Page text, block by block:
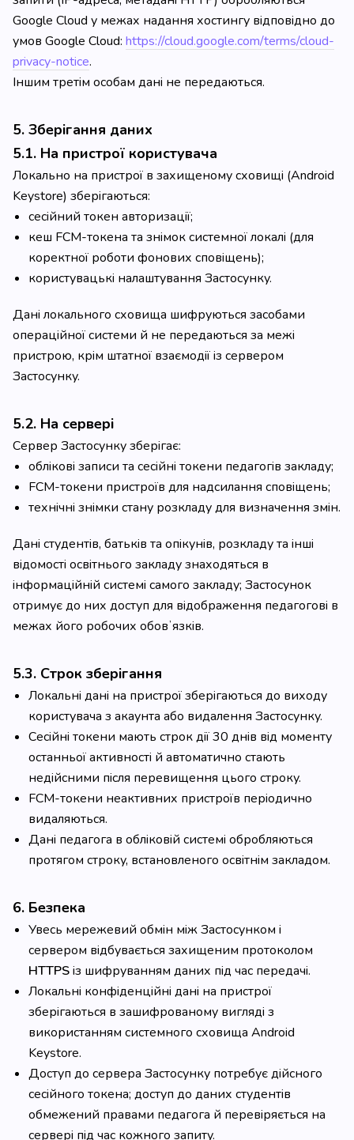
Google Cloud у межах надання хостингу відповідно до
умов Google Cloud: https://cloud.google.com/terms/cloud-
privacy-notice.
Іншим третім особам дані не передаються.
5. Зберігання даних
5.1. На пристрої користувача
Локально на пристрої в захищеному сховищі (Android
Keystore) зберігаються:
сесійний токен авторизації;
кеш FCM-токена та знімок системної локалі (для
коректної роботи фонових сповіщень);
користувацькі налаштування Застосунку.
Дані локального сховища шифруються засобами
операційної системи й не передаються за межі
пристрою, крім штатної взаємодії із сервером
Застосунку.
5.2. На сервері
Сервер Застосунку зберігає:
облікові записи та сесійні токени педагогів закладу;
FCM-токени пристроїв для надсилання сповіщень;
технічні знімки стану розкладу для визначення змін.
Дані студентів, батьків та опікунів, розкладу та інші
відомості освітнього закладу знаходяться в
інформаційній системі самого закладу; Застосунок
отримує до них доступ для відображення педагогові в
межах його робочих обовʼязків.
5.3. Строк зберігання
Локальні дані на пристрої зберігаються до виходу
користувача з акаунта або видалення Застосунку.
Сесійні токени мають строк дії 30 днів від моменту
останньої активності й автоматично стають
недійсними після перевищення цього строку.
FCM-токени неактивних пристроїв періодично
видаляються.
Дані педагога в обліковій системі обробляються
протягом строку, встановленого освітнім закладом.
6. Безпека
Увесь мережевий обмін між Застосунком і
сервером відбувається захищеним протоколом
HTTPSіз шифруванням даних під час передачі.
Локальні конфіденційні дані на пристрої
зберігаються в зашифрованому вигляді з
використанням системного сховища Android
Keystore.
Доступ до сервера Застосунку потребує дійсного
сесійного токена; доступ до даних студентів
обмежений правами педагога й перевіряється на
сервері під час кожного запиту.